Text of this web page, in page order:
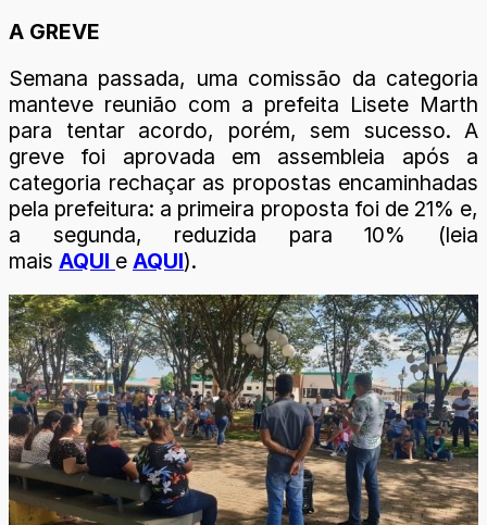
A GREVE
Semana passada, uma comissão da categoria
manteve reunião com a prefeita Lisete Marth
para tentar acordo, porém, sem sucesso. A
greve foi aprovada em assembleia após a
categoria rechaçar as propostas encaminhadas
pela prefeitura: a primeira proposta foi de 21% e,
a segunda, reduzida para 10% (leia
mais AQUI e AQUI).